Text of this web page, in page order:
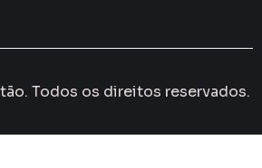
Todos os direitos reservados.